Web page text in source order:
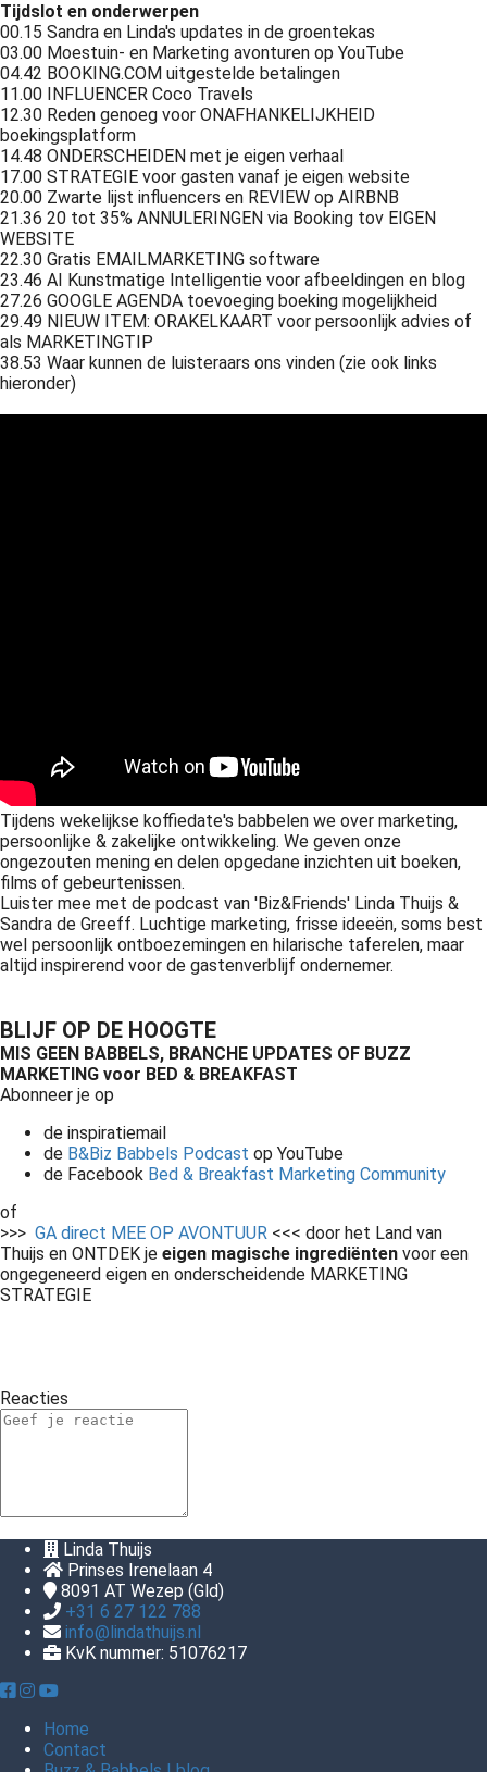
Tijdslot en onderwerpen
00.15 Sandra en Linda's updates in de groentekas
03.00 Moestuin- en Marketing avonturen op YouTube
04.42 BOOKING.COM uitgestelde betalingen
11.00 INFLUENCER Coco Travels
12.30 Reden genoeg voor ONAFHANKELIJKHEID
boekingsplatform
14.48 ONDERSCHEIDEN met je eigen verhaal
17.00 STRATEGIE voor gasten vanaf je eigen website
20.00 Zwarte lijst influencers en REVIEW op AIRBNB
21.36 20 tot 35% ANNULERINGEN via Booking tov EIGEN
WEBSITE
22.30 Gratis EMAILMARKETING software
23.46 AI Kunstmatige Intelligentie voor afbeeldingen en blog
27.26 GOOGLE AGENDA toevoeging boeking mogelijkheid
29.49 NIEUW ITEM: ORAKELKAART voor persoonlijk advies of
als MARKETINGTIP
38.53 Waar kunnen de luisteraars ons vinden (zie ook links
hieronder)
Tijdens wekelijkse koffiedate's babbelen we over marketing,
persoonlijke & zakelijke ontwikkeling. We geven onze
ongezouten mening en delen opgedane inzichten uit boeken,
films of gebeurtenissen.
Luister mee met de podcast van 'Biz&Friends' Linda Thuijs &
Sandra de Greeff. Luchtige marketing, frisse ideeën, soms best
wel persoonlijk ontboezemingen en hilarische taferelen, maar
altijd inspirerend voor de gastenverblijf ondernemer.
BLIJF OP DE HOOGTE
MIS GEEN BABBELS, BRANCHE UPDATES OF BUZZ
MARKETING voor BED & BREAKFAST
Abonneer je op
de inspiratiemail
de B&Biz Babbels Podcast op YouTube
de Facebook Bed & Breakfast Marketing Community
of
>>> GA direct MEE OP AVONTUUR <<< door het Land van
Thuijs en ONTDEK je eigen magische ingrediënten voor een
ongegeneerd eigen en onderscheidende MARKETING
STRATEGIE
Reacties
Linda Thuijs
Prinses Irenelaan 4
8091 AT Wezep (Gld)
+31 6 27 122 788
info@lindathuijs.nl
KvK nummer: 51076217
Home
Contact